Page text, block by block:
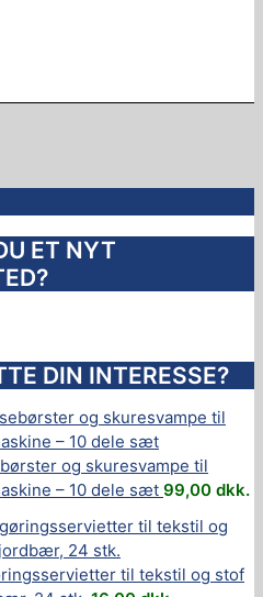
ET NYT
DIN INTERESSE?
og skuresvampe til
– 10 dele sæt 99,00 dkk.
til tekstil og stof